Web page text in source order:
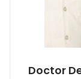
Doctor